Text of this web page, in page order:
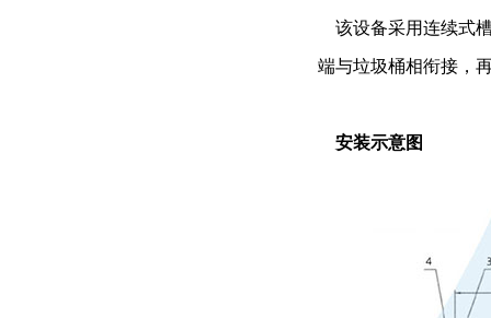
该设备采用连续式
端与垃圾桶相衔接，
安装示意图